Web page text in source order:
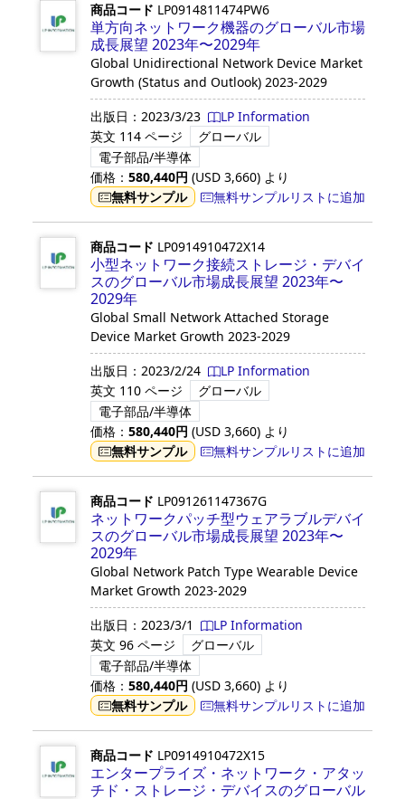
商品コード LP0914811474PW6
単方向ネットワーク機器のグローバル市場
成長展望 2023年〜2029年
Global Unidirectional Network Device Market
Growth (Status and Outlook) 2023-2029
出版日： 2023/3/23
LP Information
英文 114 ページ
グローバル
電子部品/半導体
価格： 580,440円 (USD 3,660) より
無料サンプル
無料サンプルリストに追加
商品コード LP0914910472X14
小型ネットワーク接続ストレージ・デバイ
スのグローバル市場成長展望 2023年〜
2029年
Global Small Network Attached Storage
Device Market Growth 2023-2029
出版日： 2023/2/24
LP Information
英文 110 ページ
グローバル
電子部品/半導体
価格： 580,440円 (USD 3,660) より
無料サンプル
無料サンプルリストに追加
商品コード LP091261147367G
ネットワークパッチ型ウェアラブルデバイ
スのグローバル市場成長展望 2023年〜
2029年
Global Network Patch Type Wearable Device
Market Growth 2023-2029
出版日： 2023/3/1
LP Information
英文 96 ページ
グローバル
電子部品/半導体
価格： 580,440円 (USD 3,660) より
無料サンプル
無料サンプルリストに追加
商品コード LP0914910472X15
エンタープライズ・ネットワーク・アタッ
チド・ストレージ・デバイスのグローバル